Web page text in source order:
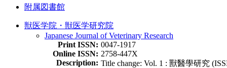
附属図書館
獣医学院・獣医学研究院
Japanese Journal of Veterinary Research
Print ISSN: 0047-1917
Online ISSN: 2758-447X
Description: Title change: Vol. 1 : 獸醫學研究